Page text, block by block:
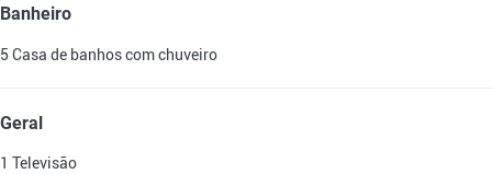
Banheiro
5 Casa de banhos com chuveiro
Geral
1 Televisão